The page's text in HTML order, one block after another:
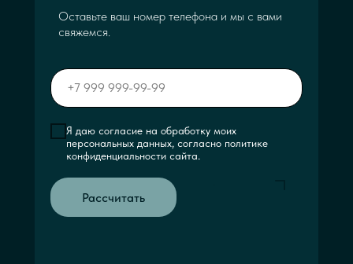
Оставьте ваш номер телефона и мы с вами
свяжемся.
Я даю согласие на обработку моих
персональных данных, согласно политике
конфиденциальности сайта.
Рассчитать